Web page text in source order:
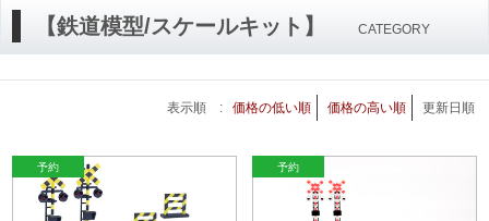
【鉄道模型/スケールキット】 CATEGORY
表示順 : 価格の低い順 価格の高い順 更新日順